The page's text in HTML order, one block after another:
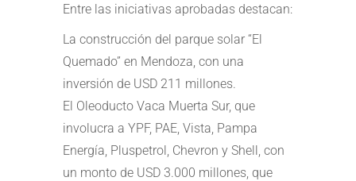
Entre las iniciativas aprobadas destacan:
La construcción del parque solar “El
Quemado” en Mendoza, con una
inversión de USD 211 millones.
El Oleoducto Vaca Muerta Sur, que
involucra a YPF, PAE, Vista, Pampa
Energía, Pluspetrol, Chevron y Shell, con
un monto de USD 3.000 millones, que